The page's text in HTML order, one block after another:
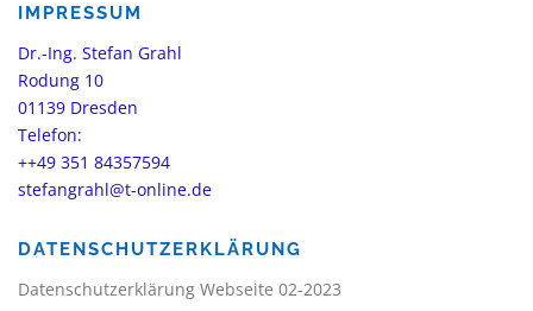
IMPRESSUM
Dr.-Ing. Stefan Grahl
Rodung 10
01139 Dresden
Telefon:
++49 351 84357594
stefangrahl@t-online.de
DATENSCHUTZERKLÄRUNG
Datenschutzerklärung Webseite 02-2023